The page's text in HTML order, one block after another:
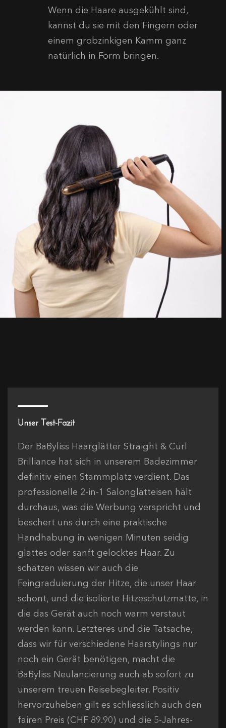
Wenn die Haare ausgekühlt sind,
kannst du sie mit den Fingern oder
einem grobzinkigen Kamm ganz
natürlich in Form bringen.
Unser Test-Fazit
Der BaByliss Haarglätter Straight & Curl
Brilliance hat sich in unserem Badezimmer
definitiv einen Stammplatz verdient. Das
professionelle 2-in-1 Salonglätteisen hält
durchaus, was die Werbung verspricht und
beschert uns durch eine praktische
Handhabung in wenigen Minuten seidig
glattes oder sanft gelocktes Haar. Zu
schätzen wissen wir auch die
Feingraduierung der Hitze, die unser Haar
schont, und die isolierte Hitzeschutzmatte, in
die das Gerät auch noch warm verstaut
werden kann. Letzteres und die Tatsache,
dass wir für verschiedene Haarstylings nur
noch ein Gerät benötigen, macht die
BaByliss Neulancierung auch ab sofort zu
unserem treuen Reisebegleiter. Positiv
hervorzuheben gilt es schliesslich auch den
fairen Preis (CHF 89.90) und die 5-Jahres-